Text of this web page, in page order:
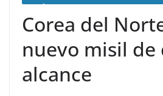
Corea del
nuevo misil de
alcance